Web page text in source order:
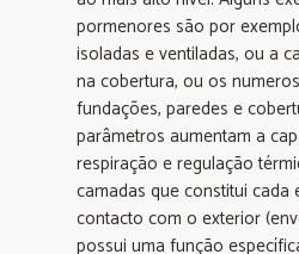
pormenores são por
isoladas e ventiladas, ou a
na cobertura, ou os
fundações, paredes e
parâmetros aumentam a
respiração e regulação
camadas que constitui cada
contacto com o exterior
possui uma função